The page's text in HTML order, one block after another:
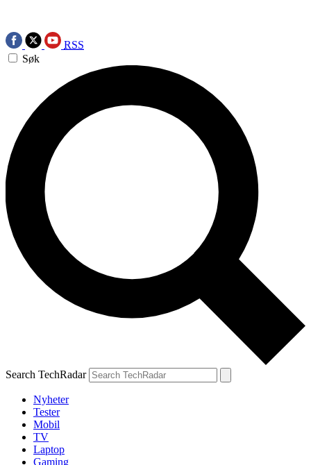
RSS
Søk
Search TechRadar
Nyheter
Tester
Mobil
TV
Laptop
Gaming